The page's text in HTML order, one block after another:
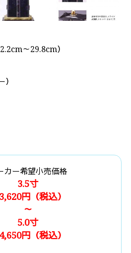
～29.8cm）
カー希望小売価格
3.5寸
円（税込）
～
5.0寸
円（税込）